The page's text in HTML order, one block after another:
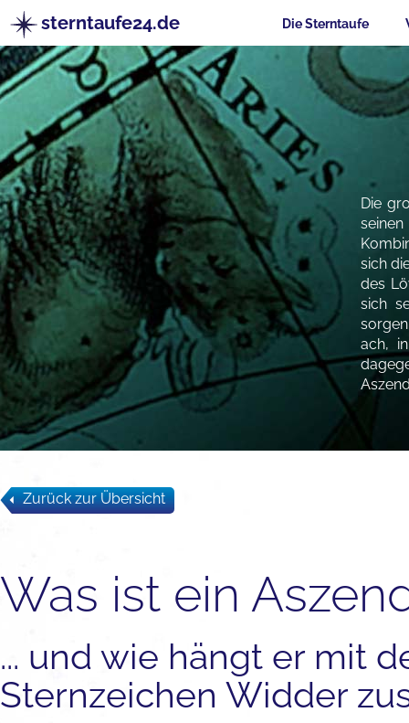
sterntaufe24.de Die Sterntaufe
Die
sich
des
sich
ach,
Zurück zur Übersicht
Was ist ein
... und wie hängt er mit
Sternzeichen Widder